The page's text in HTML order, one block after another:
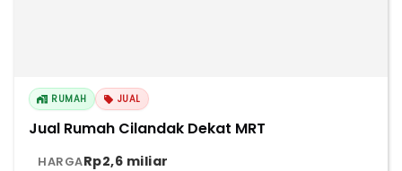
RUMAH JUAL
Jual Rumah Cilandak Dekat MRT
HARGARp2,6 miliar